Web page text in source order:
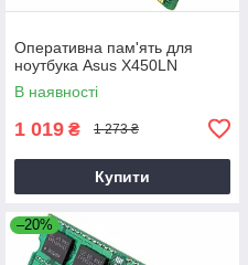
Оперативна пам'ять для
ноутбука Asus X450LN
В наявності
1 019 ₴ 1 273 ₴
Купити
–20%